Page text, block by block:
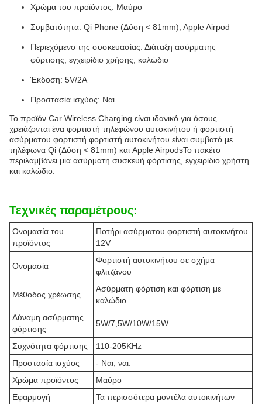
Χρώμα του προϊόντος: Μαύρο
Συμβατότητα: Qi Phone (Δύση < 81mm), Apple Airpod
Περιεχόμενο της συσκευασίας: Διάταξη ασύρματης
φόρτισης, εγχειρίδιο χρήσης, καλώδιο
Έκδοση: 5V/2A
Προστασία ισχύος: Ναι
Το προϊόν Car Wireless Charging είναι ιδανικό για όσους
χρειάζονται ένα φορτιστή τηλεφώνου αυτοκινήτου ή φορτιστή
ασύρματου φορτιστή φορτιστή αυτοκινήτου.είναι συμβατό με
τηλέφωνα Qi (Δύση < 81mm) και Apple AirpodsΤο πακέτο
περιλαμβάνει μια ασύρματη συσκευή φόρτισης, εγχειρίδιο χρήστη
και καλώδιο.
Τεχνικές παραμέτρους:
Ονομασία του
προϊόντος
Ποτήρι ασύρματου φορτιστή αυτοκινήτου
12V
Ονομασία
Φορτιστή αυτοκινήτου σε σχήμα
φλιτζάνου
Μέθοδος χρέωσης
Ασύρματη φόρτιση και φόρτιση με
καλώδιο
Δύναμη ασύρματης
φόρτισης
5W/7,5W/10W/15W
Συχνότητα φόρτισης
110-205KHz
Προστασία ισχύος
- Ναι, ναι.
Χρώμα προϊόντος
Μαύρο
Εφαρμογή
Τα περισσότερα μοντέλα αυτοκινήτων